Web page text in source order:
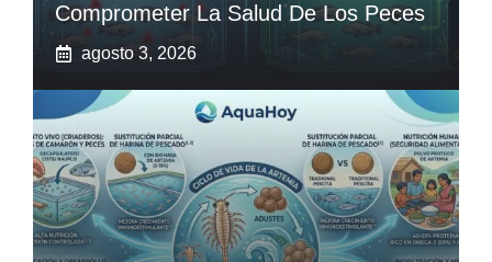
Comprometer La Salud De Los Peces
agosto 3, 2026